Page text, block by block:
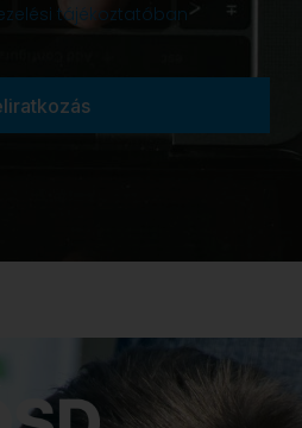
tájékoztatóban